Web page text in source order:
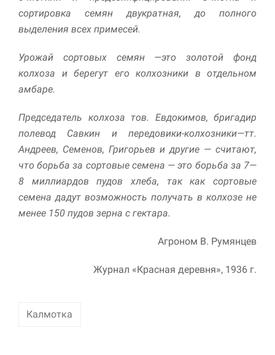
сортировка семян двукратная, до полного
выделения всех примесей.
Урожай сортовых семян —это золотой фонд
колхоза и берегут его колхозники в отдельном
амбаре.
Председатель колхоза тов. Евдокимов, бригадир
полевод Савкин и передовики-колхозники—тт.
Андреев, Семенов, Григорьев и другие — считают,
что борьба за сортовые семена — это борьба за 7—
8 миллиардов пудов хлеба, так как сортовые
семена дадут возможность получать в колхозе не
менее 150 пудов зерна с гектара.
Агроном В. Румянцев
Журнал «Красная деревня», 1936 г.
Калмотка